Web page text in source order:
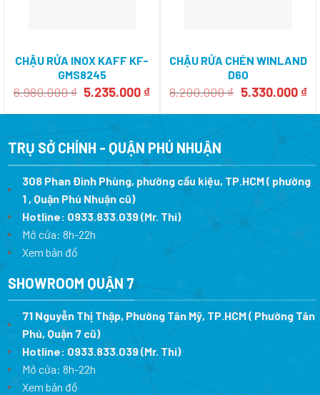
CHẬU RỬA INOX KAFF KF-
GMS8245
6.980.000₫ Giá
là:
5.235.000 ₫Giá
tại
5.235.000 ₫.
CHẬU RỬA CHÉN WINLAND
D60
8.200.000₫ Giá
là:
5.330.000 ₫
tại
TRỤ SỞ CHÍNH - QUẬN PHÚ NHUẬN
308 Phan Đình Phùng, phường cầu kiệu, TP.HCM ( phường
1 , Quận Phú Nhuận cũ)
Hotline: 0933.833.039(Mr. Thi)
Mở cửa: 8h-22h
Xem bản đồ
SHOWROOM QUẬN 7
71 Nguyễn Thị Thập, Phường Tân Mỹ, TP.HCM ( Phường Tân
Phú, Quận 7 cũ)
Hotline: 0933.833.039(Mr. Thi)
Mở cửa: 8h-22h
Xem bản đồ